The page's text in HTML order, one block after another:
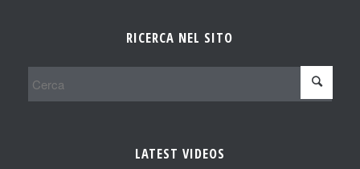
RICERCA NEL SITO
LATEST VIDEOS